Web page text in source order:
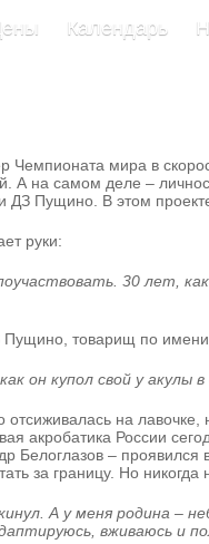
Цены Календарь
мира в
на самом деле –
Пущино. В этом
руки:
30 лет,
товарищ по
он купол свой у акулы
на
акробатика России
Белоглазов –
за границу. Но никогда
А у меня родина –
вживаюсь и